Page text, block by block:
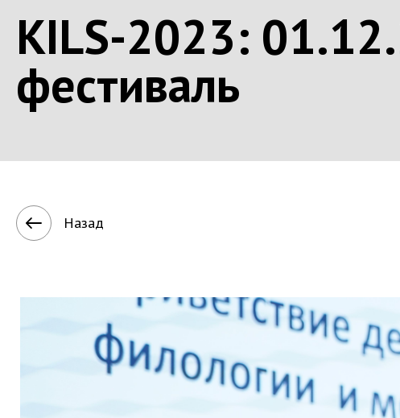
KILS-2023:
фестиваль
Назад